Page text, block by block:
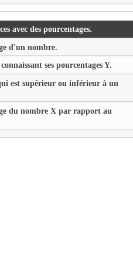
avec des pourcentages.
d'un nombre.
ses pourcentagesY.
est supérieur ou inférieur à un
du nombre Xpar rapport au